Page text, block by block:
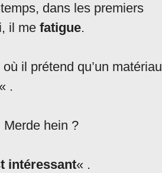
dans les premiers
il me fatigue.
où il prétend qu’un matériau
« .
Merde hein ?
intéressant« .